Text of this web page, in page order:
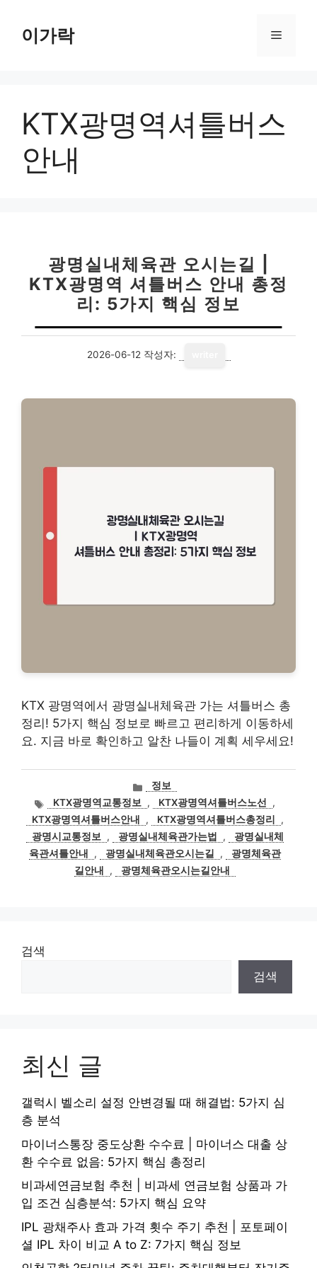
이가락 메
KTX광명역셔틀버스
안내
광명실내체육관 오시는길 |
KTX광명역 셔틀버스 안내 총정
리: 5가지 핵심 정보
2026-06-12 작성자:
KTX 광명역에서 광명실내체육관 가는 셔틀버스 총
정리! 5가지 핵심 정보로 빠르고 편리하게 이동하세
요. 지금 바로 확인하고 알찬 나들이 계획 세우세요!
카
고
리
정보
태
그
KTX광명역교통정보 , KTX광명역셔틀버스노선
,
KTX광명역셔틀버스안내
, KTX광명역셔틀버스총정리
,
광명시교통정보
, 광명실내체육관가는법 ,
광명실내체
육관셔틀안내
, 광명실내체육관오시는길 ,
광명체육관
길안내
, 광명체육관오시는길안내
검색
검색
최신 글
갤럭시 벨소리 설정 안변경될 때 해결법: 5가지 심
층 분석
마이너스통장 중도상환 수수료 | 마이너스 대출 상
환 수수료 없음: 5가지 핵심 총정리
비과세연금보험 추천 | 비과세 연금보험 상품과 가
입 조건 심층분석: 5가지 핵심 요약
IPL 광채주사 효과 가격 횟수 주기 추천 | 포토페이
셜 IPL 차이 비교 A to Z: 7가지 핵심 정보